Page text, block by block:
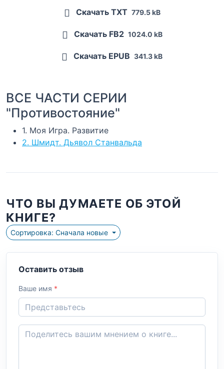
Скачать TXT 779.5 kB
Скачать FB2 1024.0 kB
Скачать EPUB 341.3 kB
ВСЕ ЧАСТИ СЕРИИ
"Противостояние"
1. Моя Игра. Развитие
2. Шмидт. Дьявол Станвальда
ЧТО ВЫ ДУМАЕТЕ ОБ ЭТОЙ
КНИГЕ?
Сортировка: Сначала новые
Оставить отзыв
Ваше имя *